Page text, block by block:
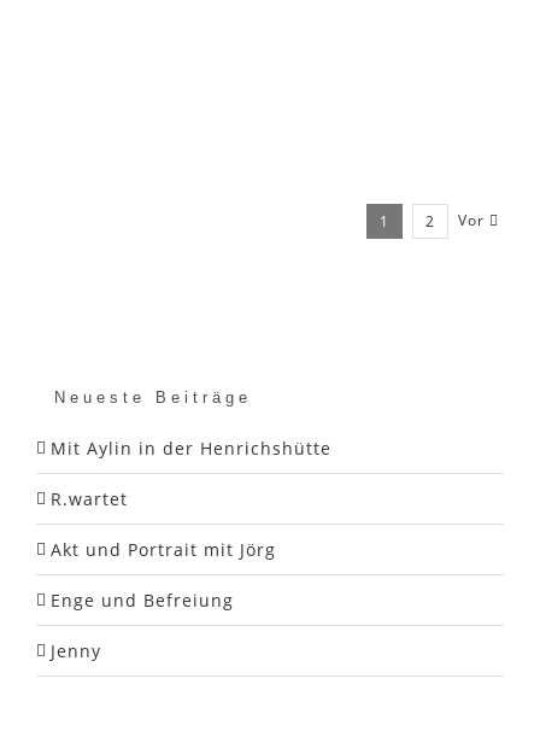
1 2 Vor
Neueste Beiträge
Mit Aylin in der Henrichshütte
R.wartet
Akt und Portrait mit Jörg
Enge und Befreiung
Jenny